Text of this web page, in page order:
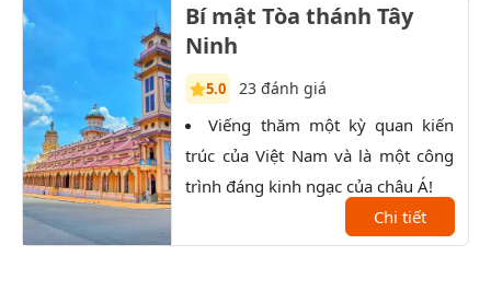
Bí mật Tòa thánh Tây
Ninh
5.0 23 đánh giá
Viếng thăm một kỳ quan kiến
trúc của Việt Nam và là một công
trình đáng kinh ngạc của châu Á!
Chi tiết